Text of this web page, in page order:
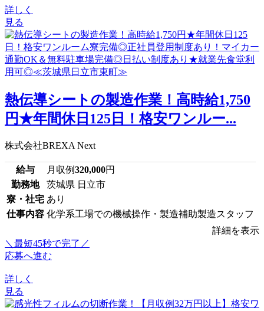
詳しく
見る
熱伝導シートの製造作業！高時給1,750
円★年間休日125日！格安ワンルー...
株式会社BREXA Next
給与 月収例320,000円
勤務地
茨城県 日立市
寮・社宅 あり
仕事内容 化学系工場での機械操作・製造補助製造スタッフ
詳細を表示
＼最短45秒で完了／
応募へ進む
詳しく
見る